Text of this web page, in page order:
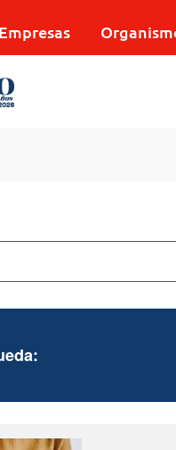
Empresas